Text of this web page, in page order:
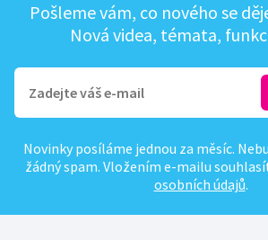
Pošleme vám, co nového se
Nová videa, témata,
Novinky posíláme jednou za měsíc.
žádný spam. Vložením e-mailu
osobních údajů.